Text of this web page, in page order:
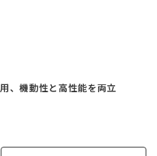
、機動性と高性能を両立